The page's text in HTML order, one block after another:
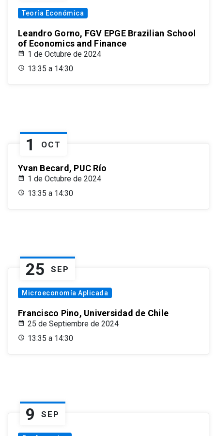
Teoría Económica
Leandro Gorno, FGV EPGE Brazilian School
of Economics and Finance
1 de Octubre de 2024
13:35 a 14:30
1 OCT
Yvan Becard, PUC Río
1 de Octubre de 2024
13:35 a 14:30
25 SEP
Microeconomía Aplicada
Francisco Pino, Universidad de Chile
25 de Septiembre de 2024
13:35 a 14:30
9 SEP